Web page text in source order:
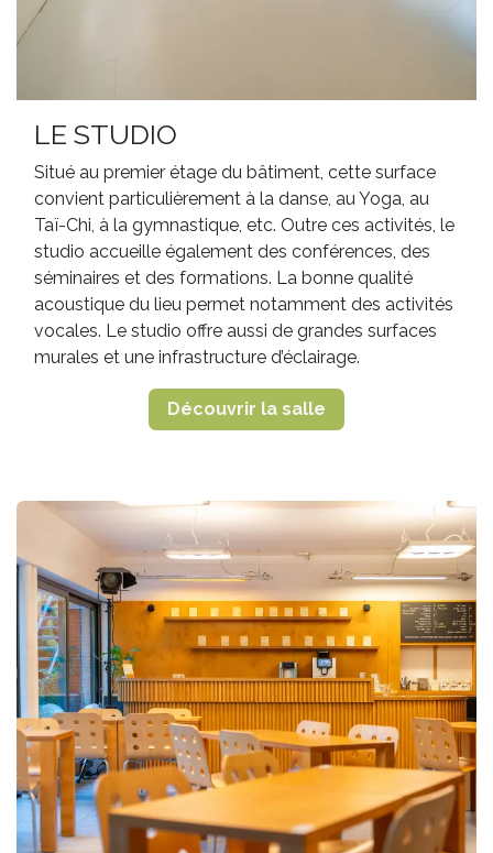
LE STUDIO
Situé au premier étage du bâtiment, cette surface
convient particulièrement à la danse, au Yoga, au
Taï-Chi, à la gymnastique, etc. Outre ces activités, le
studio accueille également des conférences, des
séminaires et des formations. La bonne qualité
acoustique du lieu permet notamment des activités
vocales. Le studio offre aussi de grandes surfaces
murales et une infrastructure d’éclairage.
Découvrir la salle